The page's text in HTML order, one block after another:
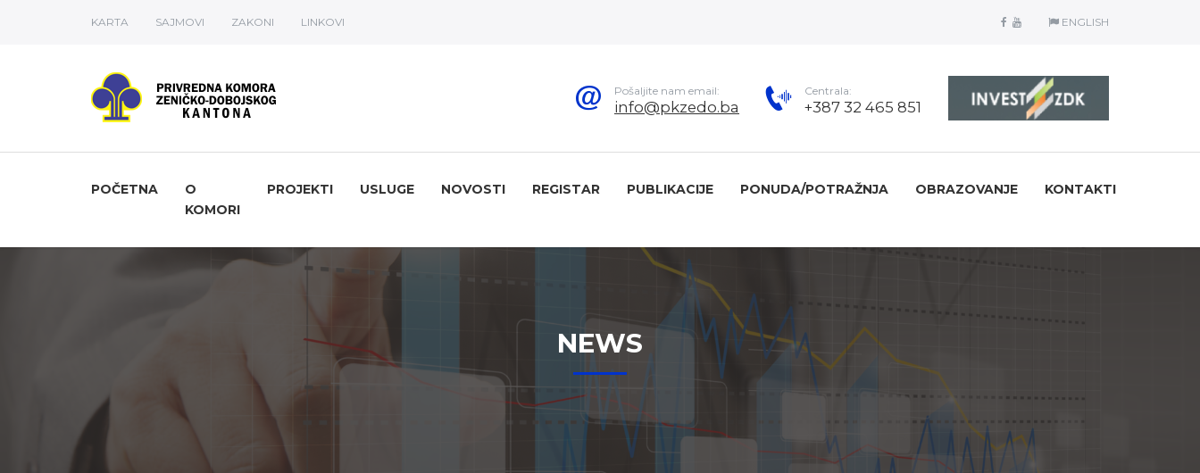
KARTA SAJMOVI ZAKONI LINKOVI ENGLISH
Pošaljite nam email:
info@pkzedo.ba
Centrala:
+387 32 465 851
POČETNA
O
KOMORI
PROJEKTI USLUGE NOVOSTI REGISTAR PUBLIKACIJE PONUDA/POTRAŽNJA OBRAZOVANJE KONTAKTI
NEWS